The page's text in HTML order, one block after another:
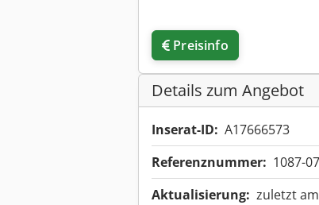
Preisinfo
Details zum Angebot
Inserat-ID: A17666573
Referenznummer: 1087-
Aktualisierung: zuletzt